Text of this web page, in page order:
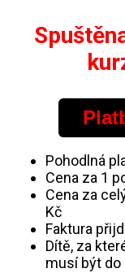
Pohodlná
Cena za 1
Cena za
Kč
Faktura
Dítě, za
musí být do